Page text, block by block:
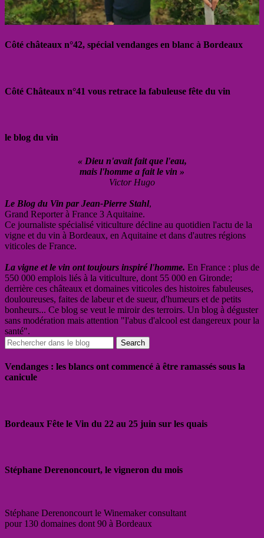
Côté châteaux n°42, spécial vendanges en blanc à Bordeaux
Côté Châteaux n°41 vous retrace la fabuleuse fête du vin
le blog du vin
« Dieu n'avait fait que l'eau,
mais l'homme a fait le vin »
Victor Hugo
Le Blog du Vin par Jean-Pierre Stahl,
Grand Reporter à France 3 Aquitaine.
Ce journaliste spécialisé viticulture décline au quotidien l'actu de la
vigne et du vin à Bordeaux, en Aquitaine et dans d'autres régions
viticoles de France.
La vigne et le vin ont toujours inspiré l'homme. En France : plus de
550 000 emplois liés à la viticulture, dont 55 000 en Gironde;
derrière ces châteaux et domaines viticoles des histoires fabuleuses,
douloureuses, faites de labeur et de sueur, d'humeurs et de petits
bonheurs... Ce blog se veut le miroir des terroirs. Un blog à déguster
sans modération mais attention "l'abus d'alcool est dangereux pour la
santé".
Vendanges : les blancs ont commencé à être ramassés sous la
canicule
Bordeaux Fête le Vin du 22 au 25 juin sur les quais
Stéphane Derenoncourt, le vigneron du mois
Stéphane Derenoncourt le Winemaker consultant
pour 130 domaines dont 90 à Bordeaux